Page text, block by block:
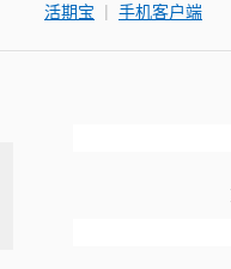
活期宝 | 手机客户端